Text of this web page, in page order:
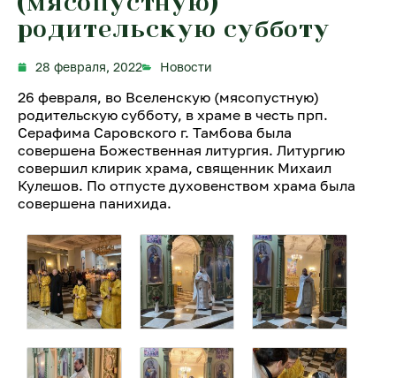
родительскую субботу
28 февраля, 2022 Новости
26 февраля, во Вселенскую (мясопустную)
родительскую субботу, в храме в честь прп.
Серафима Саровского г. Тамбова была
совершена Божественная литургия. Литургию
совершил клирик храма, священник Михаил
Кулешов. По отпусте духовенством храма была
совершена панихида.